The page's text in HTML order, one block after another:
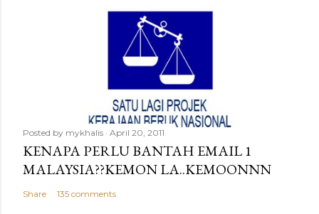
Posted by mykhalis April 20, 2011
KENAPA PERLU BANTAH EMAIL 1
MALAYSIA??KEMON LA..KEMOONNN
Share 135 comments